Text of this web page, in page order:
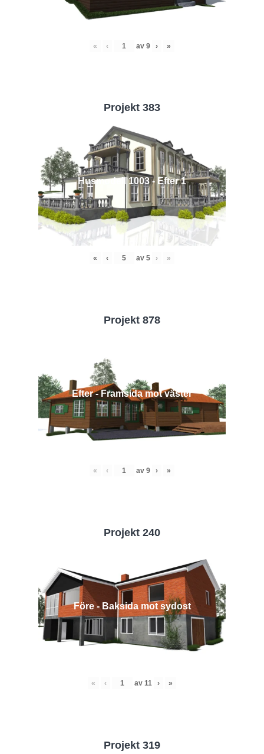
« ‹ av 9 › »
Projekt 383
Husmodell 1003 - Efter 1
« ‹ av 5 › »
Projekt 878
Efter - Framsida mot väster
« ‹ av 9 › »
Projekt 240
Före - Baksida mot sydost
« ‹ av 11 › »
Projekt 319